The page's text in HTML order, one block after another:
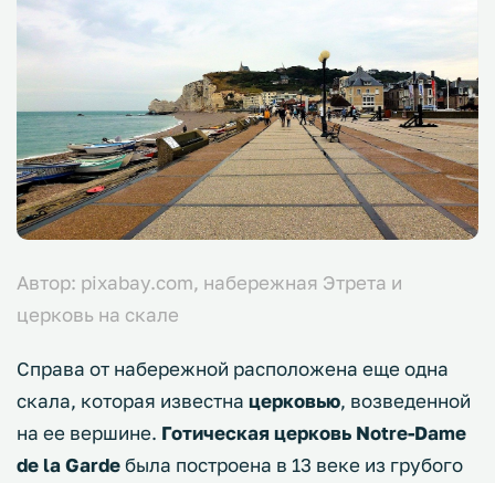
Автор: pixabay.com, набережная Этрета и
церковь на скале
Справа от набережной расположена еще одна
скала, которая известна церковью, возведенной
на ее вершине. Готическая церковь Notre-Dame
de la Gardeбыла построена в 13 веке из грубого